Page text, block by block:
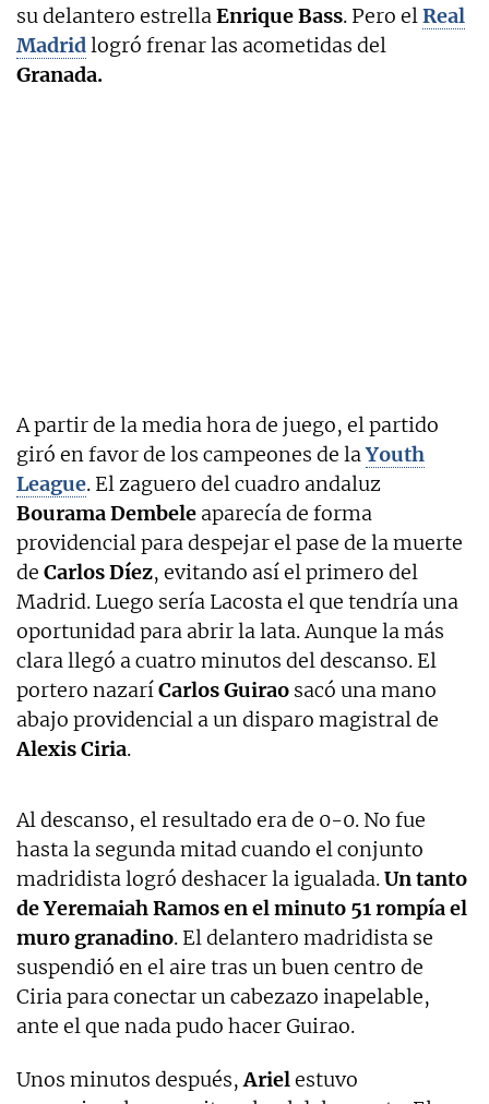
su delantero estrellaEnrique Bass. Pero elReal
Madridlogró frenar las acometidas del
Granada.
A partir de la media hora de juego, el partido
giró en favor de los campeones de laYouth
League. El zaguero del cuadro andaluz
Bourama Dembele aparecía de forma
providencial para despejar el pase de la muerte
de Carlos Díez, evitando así el primero del
Madrid. Luego sería Lacosta el que tendría una
oportunidad para abrir la lata. Aunque la más
clara llegó a cuatro minutos del descanso. El
portero nazaríCarlos Guirao sacó una mano
abajo providencial a un disparo magistral de
Alexis Ciria.
Al descanso, el resultado era de 0-0. No fue
hasta la segunda mitad cuando el conjunto
madridista logró deshacer la igualada.Un tanto
de Yeremaiah Ramos en el minuto 51 rompía el
muro granadino. El delantero madridista se
suspendió en el aire tras un buen centro de
Ciria para conectar un cabezazo inapelable,
ante el que nada pudo hacer Guirao.
Unos minutos después,Arielestuvo